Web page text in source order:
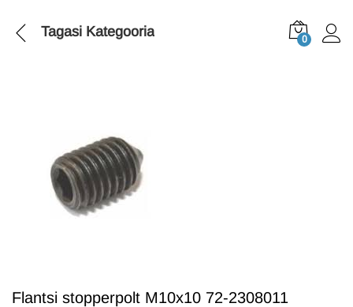
Tagasi Kategooria 0
Flantsi stopperpolt M10x10 72-2308011